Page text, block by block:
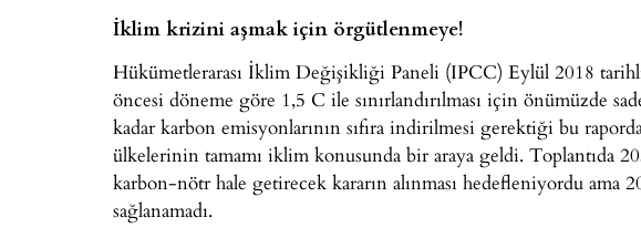
İklim krizini aşmak için örgütlenmeye!
Hükümetlerarası İklim Değişikliği Paneli (IPCC) Eylül 2018 tarihli
öncesi döneme göre 1,5 C ile sınırlandırılması için önümüzde
kadar karbon emisyonlarının sıfıra indirilmesi gerektiği bu
ülkelerinin tamamı iklim konusunda bir araya geldi. Toplantıda
karbon-nötr hale getirecek kararın alınması hedefleniyordu ama
sağlanamadı.